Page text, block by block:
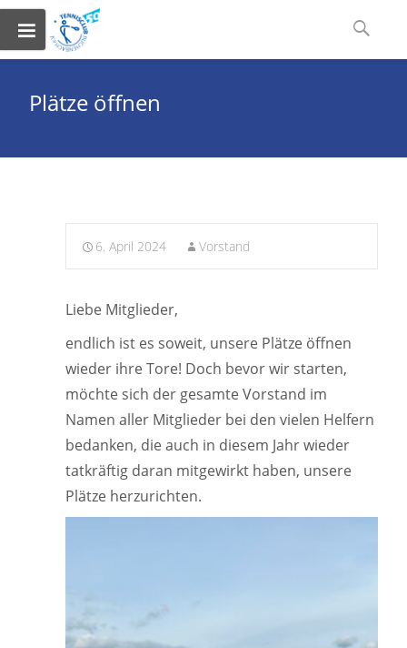
to
content
Suchen
Plätze öffnen
6. April 2024 Vorstand
Liebe Mitglieder,
endlich ist es soweit, unsere Plätze öffnen
wieder ihre Tore! Doch bevor wir starten,
möchte sich der gesamte Vorstand im
Namen aller Mitglieder bei den vielen Helfern
bedanken, die auch in diesem Jahr wieder
tatkräftig daran mitgewirkt haben, unsere
Plätze herzurichten.